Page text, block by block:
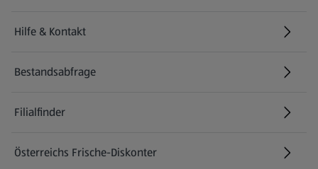
Hilfe & Kontakt
(öffnet in einem neuen Tab)
Bestandsabfrage
(öffnet in einem neuen Tab)
Filialfinder
Österreichs Frische-Diskonter